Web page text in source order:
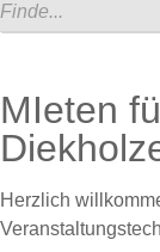
MIeten
Herzlich